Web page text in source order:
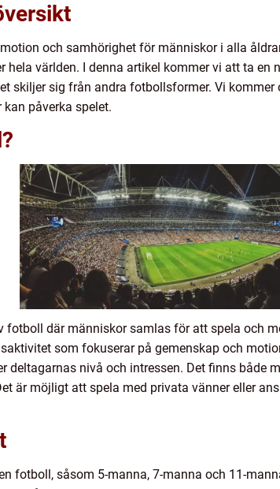
och samhörighet för människor i alla
världen. I denna artikel kommer vi att ta en
skiljer sig från andra fotbollsformer. Vi
påverka spelet.
fotboll där människor samlas för att spela och
som fokuserar på gemenskap och
deltagarnas nivå och intressen. Det finns både
är möjligt att spela med privata vänner eller
fotboll, såsom 5-manna, 7-manna och 11-